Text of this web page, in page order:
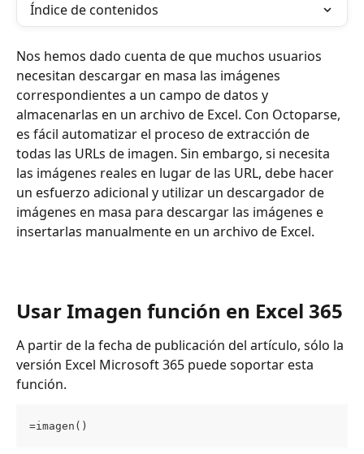
Índice de contenidos
Nos hemos dado cuenta de que muchos usuarios
necesitan descargar en masa las imágenes
correspondientes a un campo de datos y
almacenarlas en un archivo de Excel. Con Octoparse,
es fácil automatizar el proceso de extracción de
todas las URLs de imagen. Sin embargo, si necesita
las imágenes reales en lugar de las URL, debe hacer
un esfuerzo adicional y utilizar un descargador de
imágenes en masa para descargar las imágenes e
insertarlas manualmente en un archivo de Excel.
Usar Imagen función en Excel 365
A partir de la fecha de publicación del artículo, sólo la
versión Excel Microsoft 365 puede soportar esta
función.
=imagen()